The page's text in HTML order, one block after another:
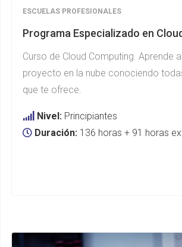
ESCUELAS PROFESIONALES
Programa Especializado en
Curso de Cloud Computing. Aprende
proyecto en la nube conociendo
que te ofrece.
Nivel: Principiantes
Duración: 136 horas + 91 horas